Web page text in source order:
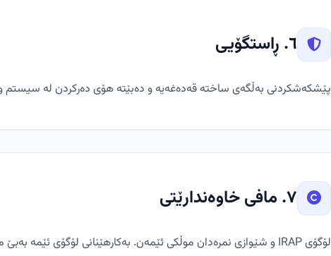
٦. ڕاستگۆیی
پێشکەشکردنی بەڵگەی ساختە قەدەغەیە و دەبێتە هۆی دەرکردن لە سیستم و
٧. مافی خاوەندارێتی
لۆگۆی IRAP و شێوازی نمرەدان موڵکی ئێمەن. بەکارهێنانی لۆگۆی ئێمە بەبێ مۆڵەت قەدەغەیە.